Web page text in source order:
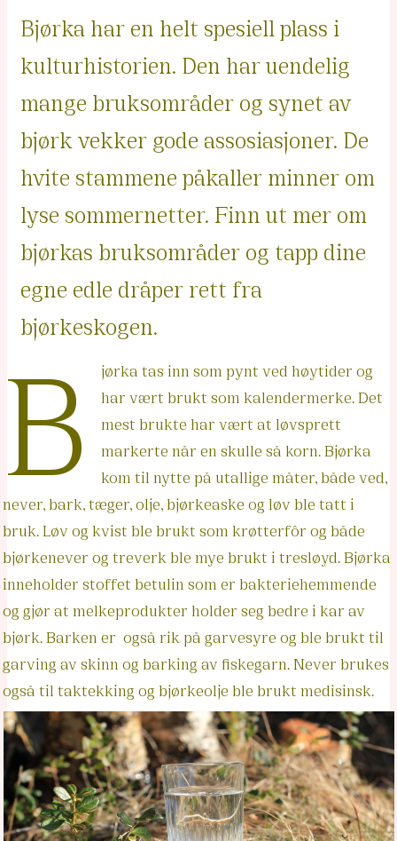
Bjørka har en helt spesiell plass i
kulturhistorien. Den har uendelig
mange bruksområder og synet av
bjørk vekker gode assosiasjoner. De
hvite stammene påkaller minner om
lyse sommernetter. Finn ut mer om
bjørkas bruksområder og tapp dine
egne edle dråper rett fra
bjørkeskogen.
B
jørka tas inn som pynt ved høytider og
har vært brukt som kalendermerke. Det
mest brukte har vært at løvsprett
markerte når en skulle så korn. Bjørka
kom til nytte på utallige måter, både ved,
never, bark, tæger, olje, bjørkeaske og løv ble tatt i
bruk. Løv og kvist ble brukt som krøtterfôr og både
bjørkenever og treverk ble mye brukt i tresløyd. Bjørka
inneholder stoffet betulin som er bakteriehemmende
og gjør at melkeprodukter holder seg bedre i kar av
bjørk. Barken er også rik på garvesyre og ble brukt til
garving av skinn og barking av fiskegarn. Never brukes
også til taktekking og bjørkeolje ble brukt medisinsk.